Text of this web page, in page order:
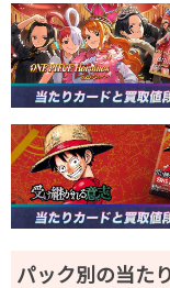
パック別の当た